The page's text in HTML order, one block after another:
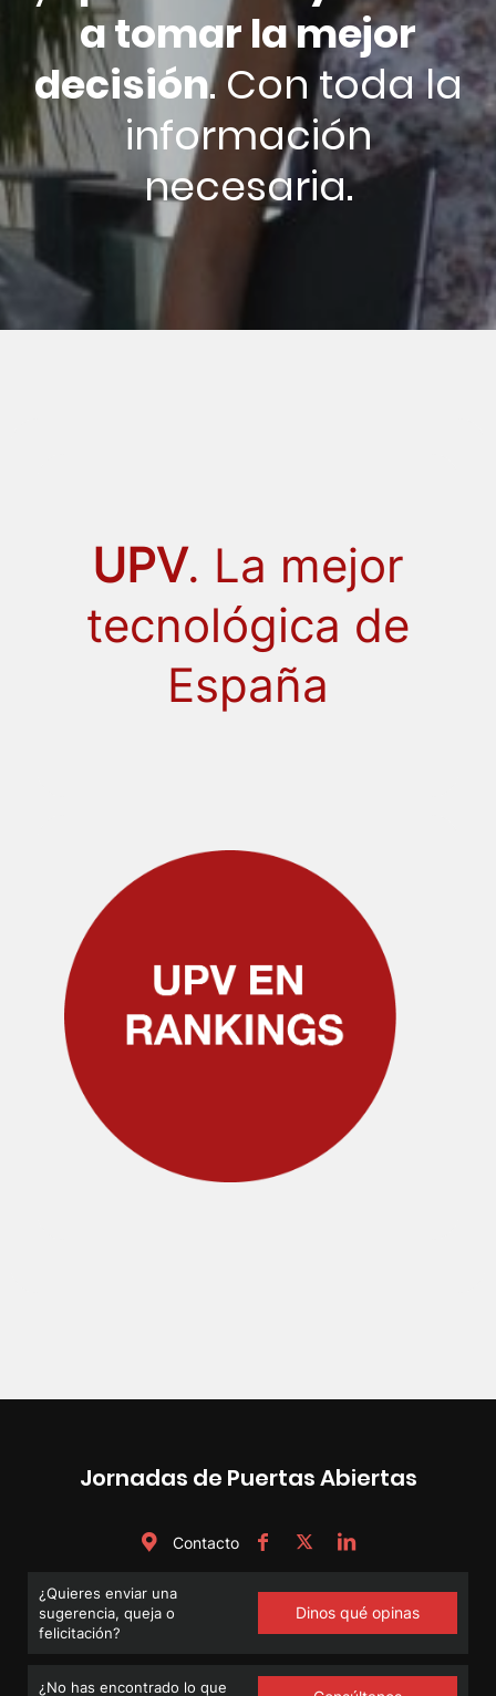
a tomar la mejor
decisión. Con toda la
información
necesaria.
UPV. La mejor
tecnológica de
España
Jornadas de Puertas Abiertas
Contacto
¿Quieres enviar una
sugerencia, queja o
felicitación?
Dinos qué opinas
¿No has encontrado lo que